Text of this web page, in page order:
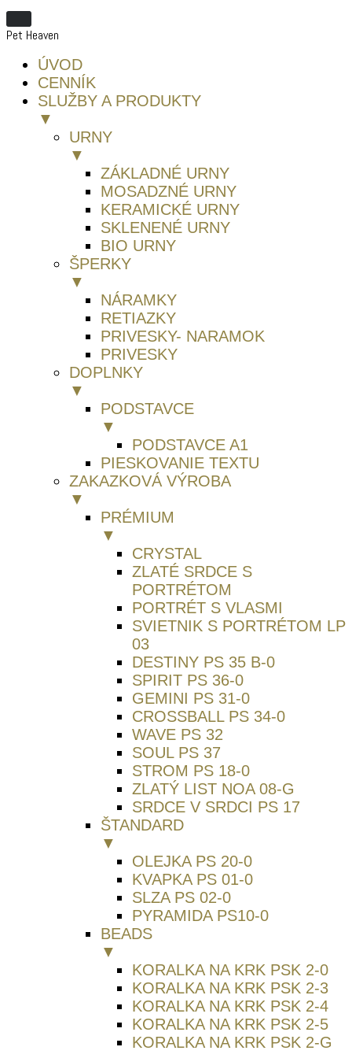
Pet Heaven
ÚVOD
CENNÍK
SLUŽBY A PRODUKTY
▼
URNY
▼
ZÁKLADNÉ URNY
MOSADZNÉ URNY
KERAMICKÉ URNY
SKLENENÉ URNY
BIO URNY
ŠPERKY
▼
NÁRAMKY
RETIAZKY
PRIVESKY- NARAMOK
PRIVESKY
DOPLNKY
▼
PODSTAVCE
▼
PODSTAVCE A1
PIESKOVANIE TEXTU
ZAKAZKOVÁ VÝROBA
▼
PRÉMIUM
▼
CRYSTAL
ZLATÉ SRDCE S
PORTRÉTOM
PORTRÉT S VLASMI
SVIETNIK S PORTRÉTOM LP
03
DESTINY PS 35 B-0
SPIRIT PS 36-0
GEMINI PS 31-0
CROSSBALL PS 34-0
WAVE PS 32
SOUL PS 37
STROM PS 18-0
ZLATÝ LIST NOA 08-G
SRDCE V SRDCI PS 17
ŠTANDARD
▼
OLEJKA PS 20-0
KVAPKA PS 01-0
SLZA PS 02-0
PYRAMIDA PS10-0
BEADS
▼
KORALKA NA KRK PSK 2-0
KORALKA NA KRK PSK 2-3
KORALKA NA KRK PSK 2-4
KORALKA NA KRK PSK 2-5
KORALKA NA KRK PSK 2-G